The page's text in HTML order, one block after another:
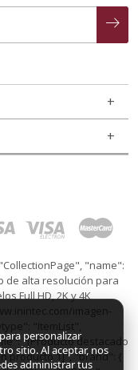
"name":
de alta resolución para
Full HD, 2K y 4K
imagen-
"ItemList",
"[Producto destacado
producto 1]", "brand": {
personalizar
sitio. Al aceptar, nos
administrar tus